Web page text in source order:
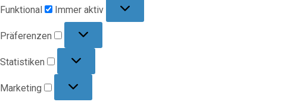
Funktional
Immer aktiv
Präferenzen
Statistiken
Marketing